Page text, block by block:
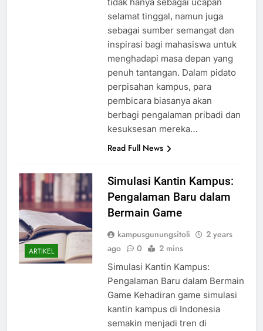
selamat tinggal, namun juga
sebagai sumber semangat dan
inspirasi bagi mahasiswa untuk
menghadapi masa depan yang
penuh tantangan. Dalam pidato
perpisahan kampus, para
pembicara biasanya akan
berbagi pengalaman pribadi dan
kesuksesan mereka…
Read Full News
ARTIKEL
Simulasi Kantin Kampus:
Pengalaman Baru dalam
Bermain Game
kampusgunungsitoli
2 years
ago
0 2 mins
Simulasi Kantin Kampus:
Pengalaman Baru dalam Bermain
Game Kehadiran game simulasi
kantin kampus di Indonesia
semakin menjadi tren di